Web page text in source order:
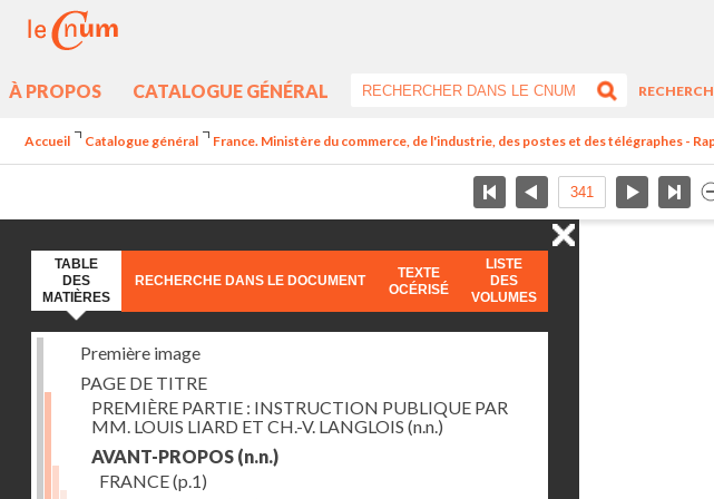
À PROPOS CATALOGUE GÉNÉRAL
Accueil Catalogue général France. Ministère du commerce, de l'industrie, des postes et des télégraphes -
TABLE
DES
MATIÈRES
RECHERCHE DANS LE DOCUMENT
TEXTE
OCÉRISÉ
LISTE
DES
VOLUMES
Première image
PAGE DE TITRE
PREMIÈRE PARTIE : INSTRUCTION PUBLIQUE PAR
MM. LOUIS LIARD ET CH.-V. LANGLOIS (n.n.)
AVANT-PROPOS (n.n.)
FRANCE(p.1)